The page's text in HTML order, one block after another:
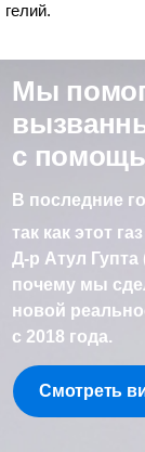
гелий.
Мы
с
В последние
так как этот
Д-р Атул Гупта
почему мы
новой
с 2018 года.
Смотреть